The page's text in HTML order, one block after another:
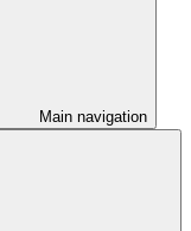
Main navigation